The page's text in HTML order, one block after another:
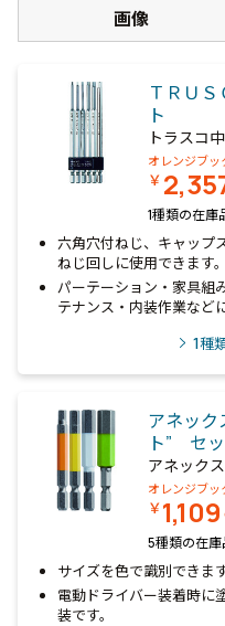
画像
ＴＲＵ
ト
トラスコ
オレンジブッ
￥
1種類の在庫
六角穴付ねじ、キャップ
ねじ回しに使用できます。
パーテーション・家具組
テナンス・内装作業など
1種
アネッ
ト” セ
アネック
オレンジブッ
￥
5種類の在
サイズを色で識別できます
電動ドライバー装着時に
装です。